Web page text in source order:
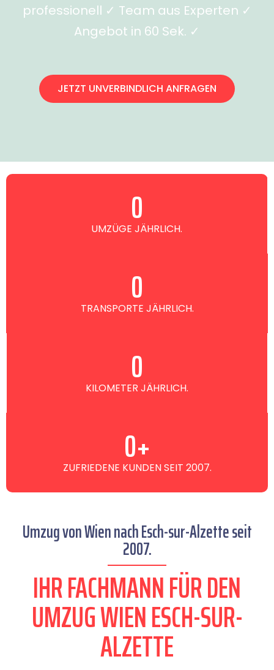
professionell ✓ Team aus Experten ✓
Angebot in 60 Sek. ✓
JETZT UNVERBINDLICH ANFRAGEN
UMZÜGE JÄHRLICH.
0
TRANSPORTE JÄHRLICH.
0
KILOMETER JÄHRLICH.
0
ZUFRIEDENE KUNDEN SEIT 2007.
0+
Umzug von Wien nach Esch-sur-Alzette seit
2007.
IHR FACHMANN FÜR DEN
UMZUG WIEN ESCH-SUR-
ALZETTE